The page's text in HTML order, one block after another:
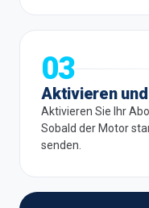
03
Aktivieren
Aktivieren Sie Ihr
Sobald der Motor
senden.